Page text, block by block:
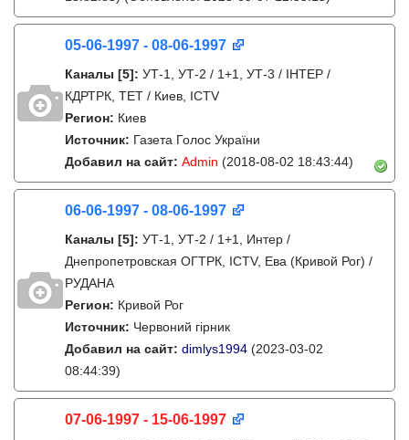
05-06-1997 - 08-06-1997
Каналы [5]: УТ-1, УТ-2 / 1+1, УТ-3 / IНТЕР /
КДРТРК, ТЕТ / Киев, ICTV
Регион: Киев
Источник: Газета Голос України
Добавил на сайт: Admin (2018-08-02 18:43:44)
06-06-1997 - 08-06-1997
Каналы [5]: УТ-1, УТ-2 / 1+1, Интер /
Днепропетровская ОГТРК, ICTV, Ева (Кривой Рог) /
РУДАНА
Регион: Кривой Рог
Источник: Червоний гірник
Добавил на сайт: dimlys1994 (2023-03-02
08:44:39)
07-06-1997 - 15-06-1997